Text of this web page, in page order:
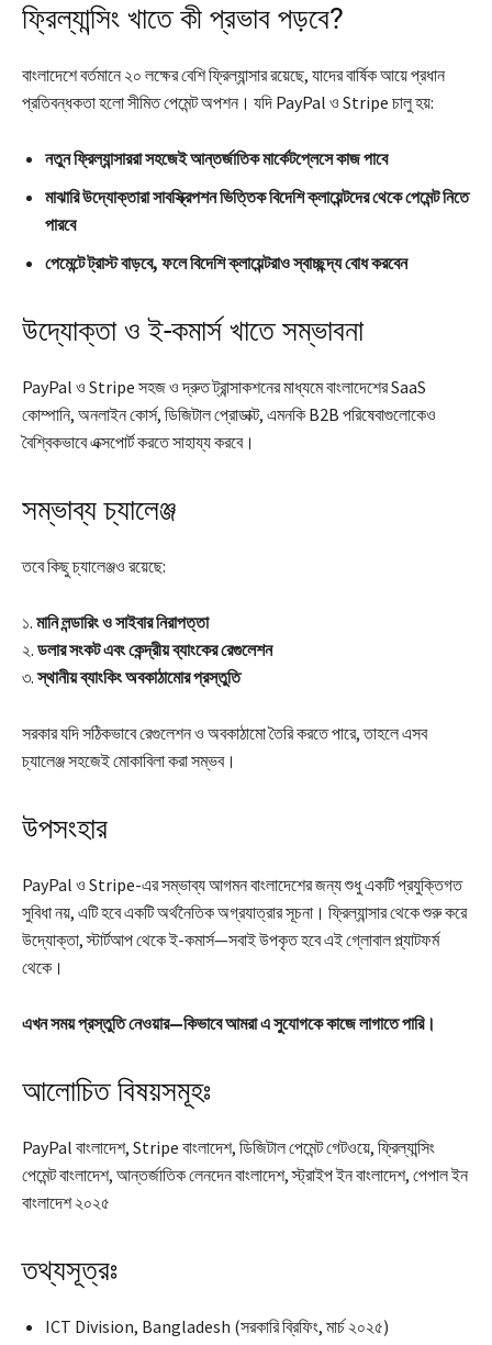
ফ্রিল্যান্সিং খাতে কী প্রভাব পড়বে?
বাংলাদেশে বর্তমানে ২০ লক্ষের বেশি ফ্রিল্যান্সার রয়েছে, যাদের বার্ষিক আয়ে প্রধান
প্রতিবন্ধকতা হলো সীমিত পেমেন্ট অপশন। যদি PayPal ও Stripe চালু হয়:
নতুন ফ্রিল্যান্সাররা সহজেই আন্তর্জাতিক মার্কেটপ্লেসে কাজ পাবে
মাঝারি উদ্যোক্তারা সাবস্ক্রিপশন ভিত্তিক বিদেশি ক্লায়েন্টদের থেকে পেমেন্ট নিতে
পারবে
পেমেন্টে ট্রাস্ট বাড়বে, ফলে বিদেশি ক্লায়েন্টরাও স্বাচ্ছন্দ্য বোধ করবেন
উদ্যোক্তা ও ই-কমার্স খাতে সম্ভাবনা
PayPal ও Stripe সহজ ও দ্রুত ট্রান্সাকশনের মাধ্যমে বাংলাদেশের SaaS
কোম্পানি, অনলাইন কোর্স, ডিজিটাল প্রোডাক্ট, এমনকি B2B পরিষেবাগুলোকেও
বৈশ্বিকভাবে এক্সপোর্ট করতে সাহায্য করবে।
সম্ভাব্য চ্যালেঞ্জ
তবে কিছু চ্যালেঞ্জও রয়েছে:
১. মানি লন্ডারিং ও সাইবার নিরাপত্তা
২. ডলার সংকট এবং কেন্দ্রীয় ব্যাংকের রেগুলেশন
৩.স্থানীয় ব্যাংকিং অবকাঠামোর প্রস্তুতি
সরকার যদি সঠিকভাবে রেগুলেশন ও অবকাঠামো তৈরি করতে পারে, তাহলে এসব
চ্যালেঞ্জ সহজেই মোকাবিলা করা সম্ভব।
উপসংহার
PayPal ও Stripe-এর সম্ভাব্য আগমন বাংলাদেশের জন্য শুধু একটি প্রযুক্তিগত
সুবিধা নয়, এটি হবে একটি অর্থনৈতিক অগ্রযাত্রার সূচনা। ফ্রিল্যান্সার থেকে শুরু করে
উদ্যোক্তা, স্টার্টআপ থেকে ই-কমার্স—সবাই উপকৃত হবে এই গ্লোবাল প্ল্যাটফর্ম
থেকে।
এখন সময় প্রস্তুতি নেওয়ার—কিভাবে আমরা এ সুযোগকে কাজে লাগাতে পারি।
আলোচিত বিষয়সমূহঃ
PayPal বাংলাদেশ, Stripe বাংলাদেশ, ডিজিটাল পেমেন্ট গেটওয়ে, ফ্রিল্যান্সিং
পেমেন্ট বাংলাদেশ, আন্তর্জাতিক লেনদেন বাংলাদেশ, স্ট্রাইপ ইন বাংলাদেশ, পেপাল ইন
বাংলাদেশ ২০২৫
তথ্যসূত্রঃ
ICT Division, Bangladesh (সরকারি ব্রিফিং, মার্চ ২০২৫)